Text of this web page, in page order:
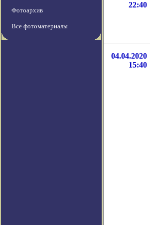
Фотоархив
Все фотоматериалы
22:40
04.04.2020
15:40